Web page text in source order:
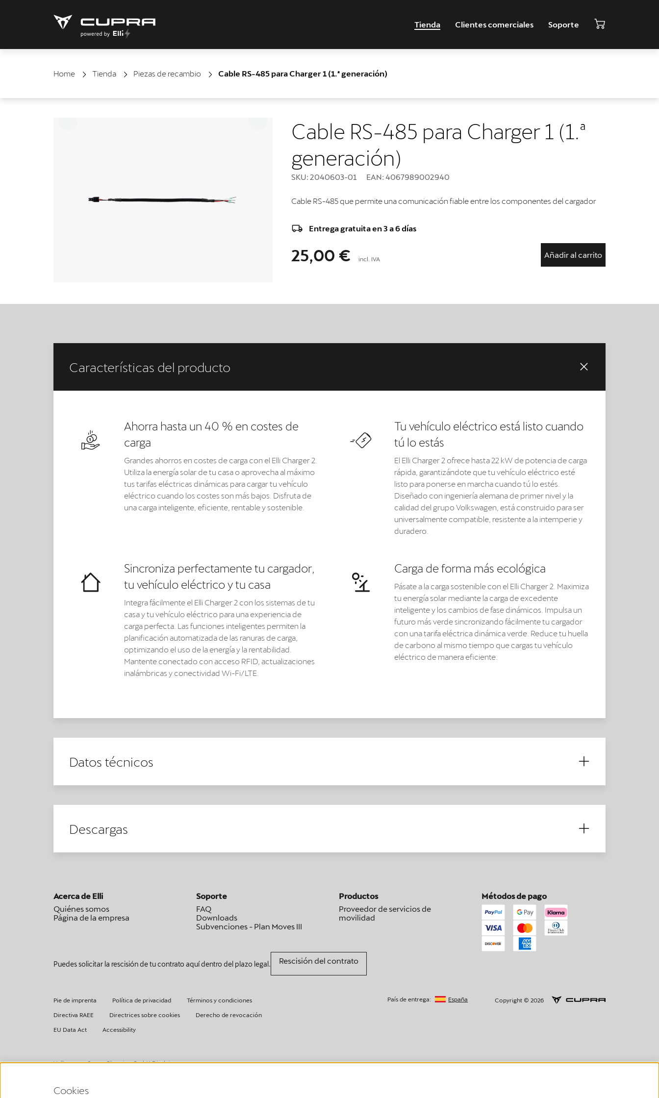
Tienda Clientes comerciales Soporte
Home Tienda Piezas de recambio Cable RS-485 para Charger 1 (1.ª generación)
Cable RS-485 para Charger 1 (1.ª
generación)
SKU: 2040603-01 EAN: 4067989002940
Cable RS-485 que permite una comunicación fiable entre los componentes del cargador
Entrega gratuita en 3 a 6 días
25,00 € incl. IVA Añadir al carrito
Características del producto
Ahorra hasta un 40 % en costes de
carga
Grandes ahorros en costes de carga con el Elli Charger 2.
Utiliza la energía solar de tu casa o aprovecha al máximo
tus tarifas eléctricas dinámicas para cargar tu vehículo
eléctrico cuando los costes son más bajos. Disfruta de
una carga inteligente, eficiente, rentable y sostenible.
Tu vehículo eléctrico está listo cuando
tú lo estás
El Elli Charger 2 ofrece hasta 22 kW de potencia de carga
rápida, garantizándote que tu vehículo eléctrico esté
listo para ponerse en marcha cuando tú lo estés.
Diseñado con ingeniería alemana de primer nivel y la
calidad del grupo Volkswagen, está construido para ser
universalmente compatible, resistente a la intemperie y
duradero.
Sincroniza perfectamente tu cargador,
tu vehículo eléctrico y tu casa
Integra fácilmente el Elli Charger 2 con los sistemas de tu
casa y tu vehículo eléctrico para una experiencia de
carga perfecta. Las funciones inteligentes permiten la
planificación automatizada de las ranuras de carga,
optimizando el uso de la energía y la rentabilidad.
Mantente conectado con acceso RFID, actualizaciones
inalámbricas y conectividad Wi-Fi/LTE.
Carga de forma más ecológica
Pásate a la carga sostenible con el Elli Charger 2. Maximiza
tu energía solar mediante la carga de excedente
inteligente y los cambios de fase dinámicos. Impulsa un
futuro más verde sincronizando fácilmente tu cargador
con una tarifa eléctrica dinámica verde. Reduce tu huella
de carbono al mismo tiempo que cargas tu vehículo
eléctrico de manera eficiente.
Datos técnicos
Descargas
Acerca de Elli
Quiénes somos
Página de la empresa
Soporte
FAQ
Downloads
Subvenciones - Plan Moves III
Productos
Proveedor de servicios de
movilidad
Métodos de pago
Puedes solicitar la rescisión de tu contrato aquí dentro del plazo legal. Rescisión del contrato
Pie de imprenta Política de privacidad Términos y condiciones
Directiva RAEE Directrices sobre cookies Derecho de revocación
EU Data Act Accessibility
País de entrega: España Copyright © 2026
Volkswagen Group Charging GmbH Disclaimer
CUPRA/SEAT Charger (1ª generazione a partire dal 2020):
La funcionalidad LTE solo puede utilizarse en los Estados miembros de la UE, así como en el Reino Unido, Suiza y Noruega.
Cookies